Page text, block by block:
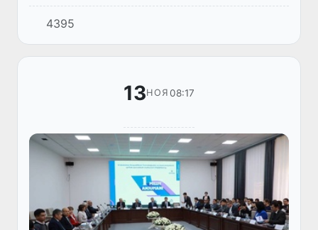
конференции ЮНЕСКО по воспитанию и
образованию детей раннего возраста
(Глобальный форум).
4395
13НОЯ 08:17